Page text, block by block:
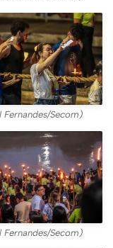
Fernandes/Secom)
Fernandes/Secom)